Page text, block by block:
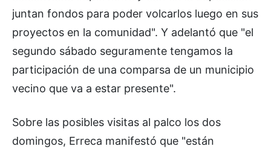
juntan fondos para poder volcarlos luego en sus
proyectos en la comunidad". Y adelantó que "el
segundo sábado seguramente tengamos la
participación de una comparsa de un municipio
vecino que va a estar presente".
Sobre las posibles visitas al palco los dos
domingos, Erreca manifestó que "están